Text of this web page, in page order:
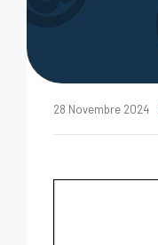
28 Novembre 2024